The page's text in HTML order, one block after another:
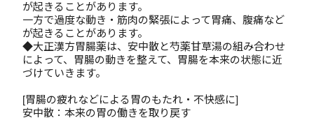
が起きることがあります。
一方で過度な動き・筋肉の緊張によって胃痛、腹痛など
が起きることがあります。
◆大正漢方胃腸薬は、安中散と芍薬甘草湯の組み合わせ
によって、胃腸の動きを整えて、胃腸を本来の状態に近
づけていきます。
[胃腸の疲れなどによる胃のもたれ・不快感に]
安中散：本来の胃の働きを取り戻す